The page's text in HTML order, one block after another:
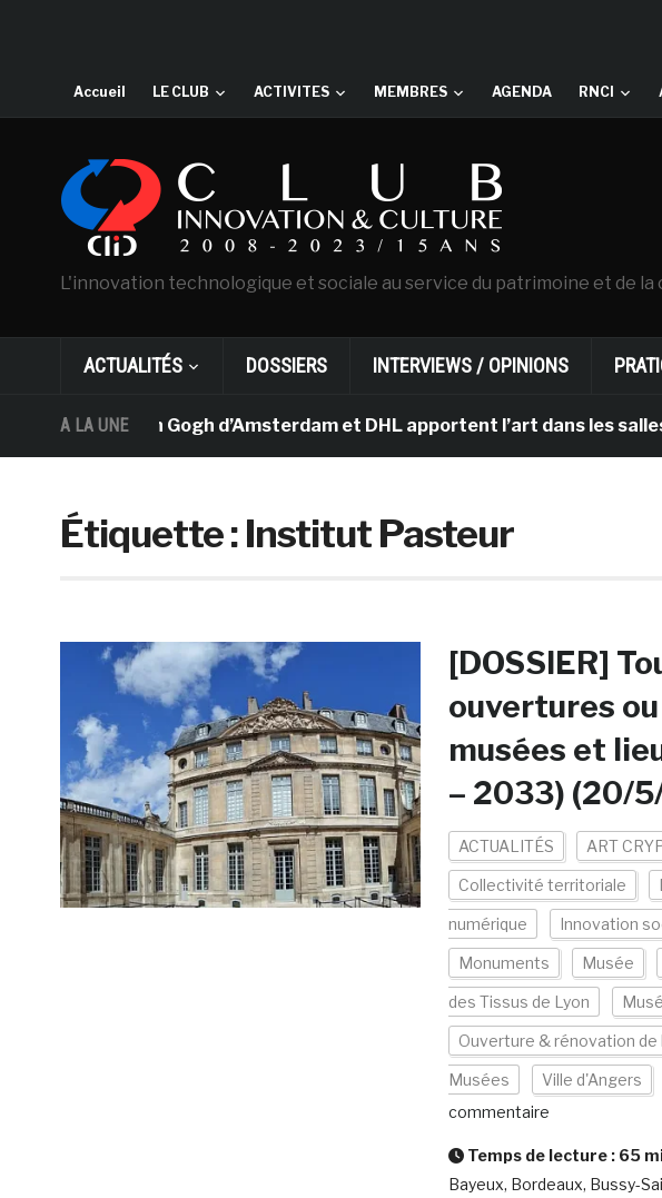
Accueil LE CLUB ACTIVITES MEMBRES AGENDA RNCI
L'innovation technologique et sociale au service du patrimoine et de la
ACTUALITÉS DOSSIERS INTERVIEWS / OPINIONS
A LA UNE
musée Van Gogh d’Amsterdam et DHL apportent l’art dans les salles de
Étiquette :Institut Pasteur
[DOSSIER]
ouvertures
musées et
– 2033) (20/
ACTUALITÉS ART
Collectivité territoriale
numérique Innovation
Monuments Musée
des Tissus de Lyon
Ouverture & rénovation de
Musées Ville d'Angers
commentaire
Temps de lecture : 65
Bayeux, Bordeaux, Bussy-